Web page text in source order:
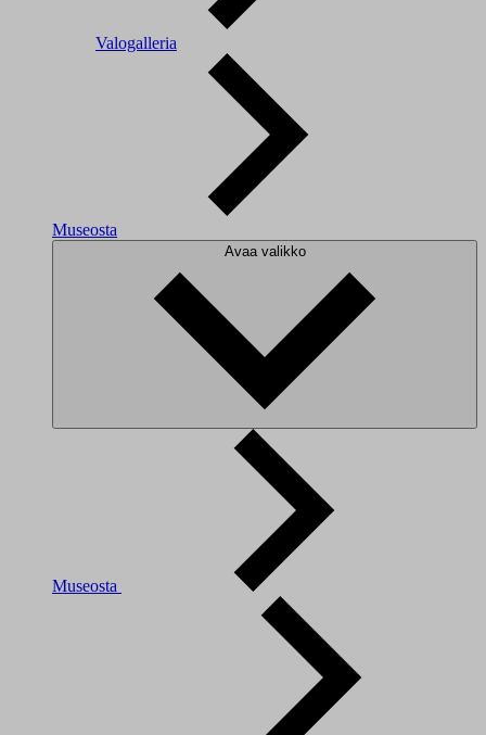
Valogalleria
Museosta
Avaa valikko
Museosta